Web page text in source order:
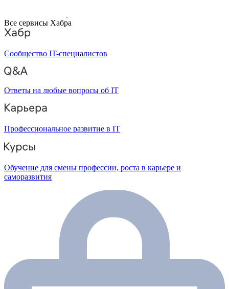
Все сервисы Хабра
Сообщество IT-специалистов
Ответы на любые вопросы об IT
Профессиональное развитие в IT
Обучение для смены профессии, роста в карьере и
саморазвития